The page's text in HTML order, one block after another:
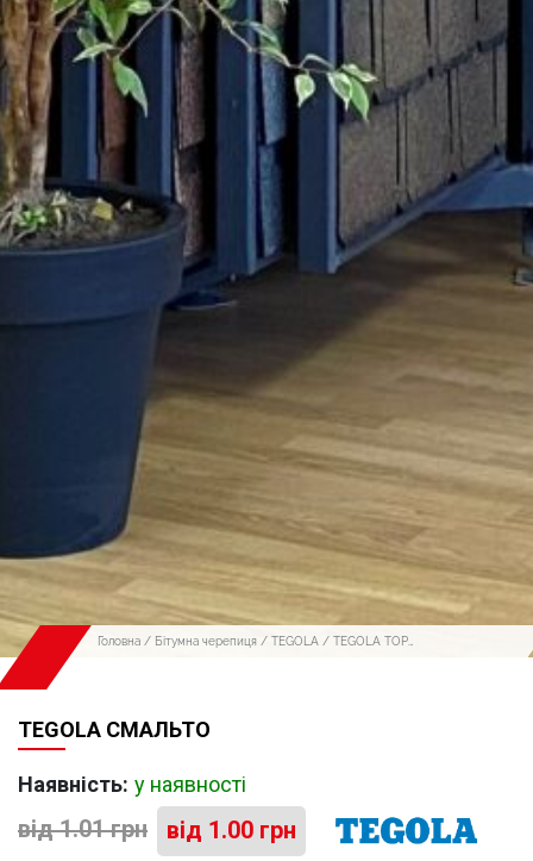
Головна / Бітумна черепиця /TEGOLA /TEGOLA TOP
TEGOLA СМАЛЬТО
Наявність: у наявності
від1.01грн від 1.00 грн